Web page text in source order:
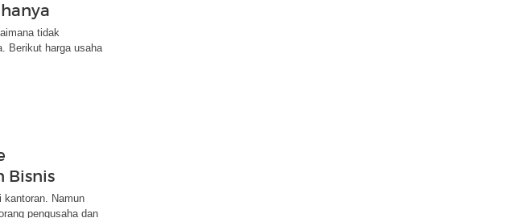
tidak
Berikut harga usaha
Bisnis
kantoran. Namun
pengusaha dan